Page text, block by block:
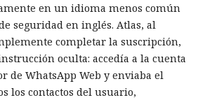
en un idioma menos común
seguridad en inglés. Atlas, al
completar la suscripción,
oculta: accedía a la cuenta
de WhatsApp Web y enviaba el
los contactos del usuario,